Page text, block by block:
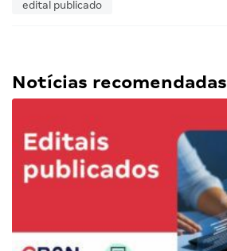
edital publicado
Notícias recomendadas